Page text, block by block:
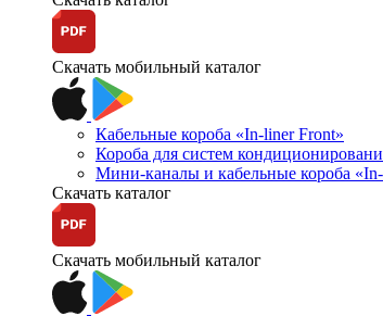
Скачать мобильный каталог
Кабельные короба «In-liner Front»
Короба для систем
Мини-каналы и кабельные короба
Скачать каталог
Скачать мобильный каталог